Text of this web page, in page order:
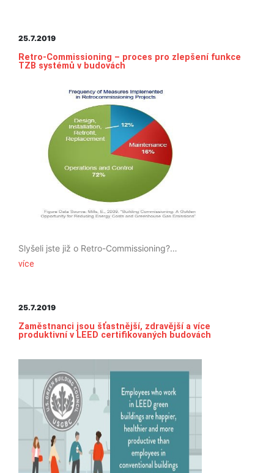
25.7.2019
Retro-Commissioning – proces pro zlepšení funkce
TZB systémů v budovách
Slyšeli jste již o Retro-Commissioning? Pro zájemce přinášíme stručný přehled.
více
25.7.2019
Zaměstnanci jsou šťastnější, zdravější a více
produktivní v LEED certifikovaných budovách